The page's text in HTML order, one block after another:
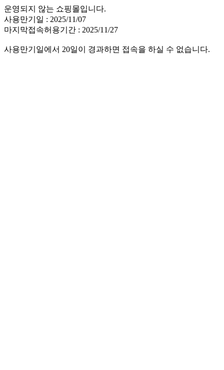
운영되지 않는 쇼핑몰입니다.
사용만기일 : 2025/11/07
마지막접속허용기간 : 2025/11/27
사용만기일에서 20일이 경과하면 접속을 하실 수 없습니다.